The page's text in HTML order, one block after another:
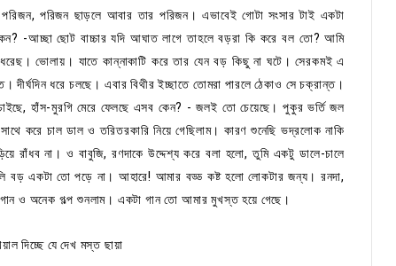
পরিজন ছাড়লে আবার তার পরিজন। এভাবেই গোটা সংসার টাই একটা
-আচ্ছা ছোট বাচ্চার যদি আঘাত লাগে তাহলে বড়রা কি করে বল তো? আমি
ভোলায়। যাতে কান্নাকাটি করে তার যেন বড় কিছু না ঘটে। সেরকমই এ
ধরে চলছে। এবার বিথীর ইচ্ছাতে তোমরা পারলে ঠেকাও সে চক্রান্ত।
হাঁস-মুরগি মেরে ফেলছে এসব কেন? - জলই তো চেয়েছে। পুকুর ভর্তি জল
করে চাল ডাল ও তরিতরকারি নিয়ে গেছিলাম। কারণ শুনেছি ভদ্রলোক নাকি
রাঁধব না। ও বাবুজি, রণদাকে উদ্দেশ্য করে বলা হলো, তুমি একটু ডালে-চালে
বড় একটা তো পড়ে না। আহারে! আমার বড্ড কষ্ট হলো লোকটার জন্য। রনদা,
ও অনেক গল্প শুনলাম। একটা গান তো আমার মুখস্ত হয়ে গেছে।
দিচ্ছে যে দেখ মস্ত ছায়া